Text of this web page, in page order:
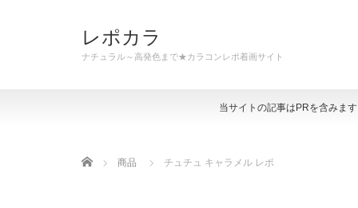
レポカラ
ナチュラル～高発色まで★カラコンレポ着画サイト
当サイトの記事はPRを含みま
Home 商品 チュチュ キャラメル レポ